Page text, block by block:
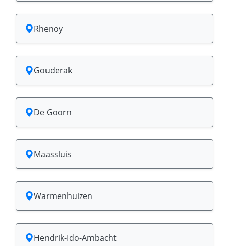
Rhenoy
Gouderak
De Goorn
Maassluis
Warmenhuizen
Hendrik-Ido-Ambacht